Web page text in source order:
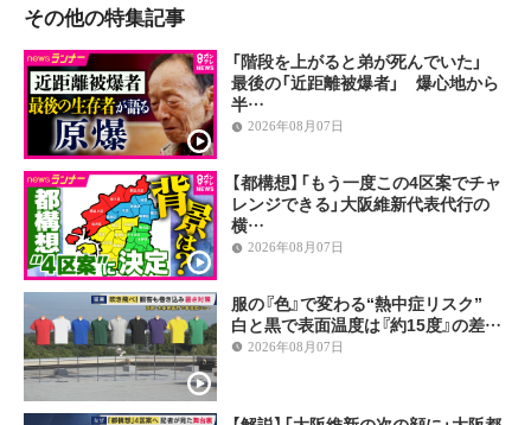
その他の特集記事
「階段を上がると弟が死んでいた」
最後の「近距離被爆者」 爆心地から
半…
2026年08月07日
【都構想】「もう一度この4区案でチャ
レンジできる」大阪維新代表代行の
横…
2026年08月07日
服の『色』で変わる“熱中症リスク”
白と黒で表面温度は『約15度』の差…
2026年08月07日